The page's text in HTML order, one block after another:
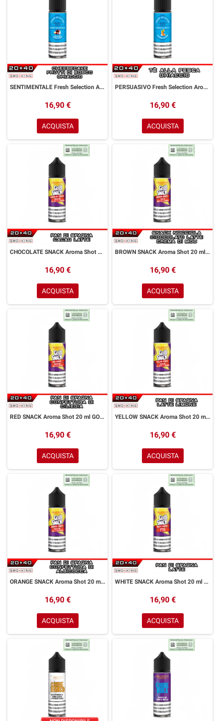
SENTIMENTALE Fresh Selection Aroma Shot 20 ml GOLDWAVE Cheesecake Frutti di Bosco Ice
16,90 €
ACQUISTA
PERSUASIVO Fresh Selection Aroma Shot 20 ml GOLDWAVE Tè alla Pesca Ice
16,90 €
ACQUISTA
CHOCOLATE SNACK Aroma Shot 20 ml GOLDWAVE Cacao Latte Pan di Spagna
16,90 €
ACQUISTA
BROWN SNACK Aroma Shot 20 ml GOLDWAVE Cioccolato Crema di Latte Mou Granella di Nocciola
16,90 €
ACQUISTA
RED SNACK Aroma Shot 20 ml GOLDWAVE Ciliegia Pan di Spagna
16,90 €
ACQUISTA
YELLOW SNACK Aroma Shot 20 ml GOLDWAVE Limone Latte Pan di Spagna
16,90 €
ACQUISTA
ORANGE SNACK Aroma Shot 20 ml GOLDWAVE Albicocca Pan di Spagna
16,90 €
ACQUISTA
WHITE SNACK Aroma Shot 20 ml GOLDWAVE Latte Pan di Spagna
16,90 €
ACQUISTA